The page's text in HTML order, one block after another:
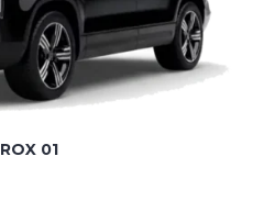
ROX 01